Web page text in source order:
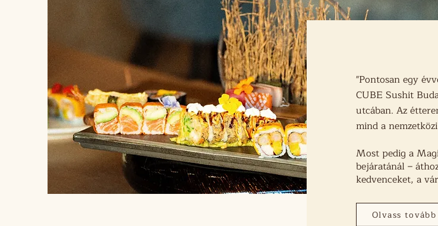
"Pontosan egy
CUBE Sushit
utcában. Az
mind a
Most pedig a
bejáratánál –
kedvenceket, a
Olvass tovább